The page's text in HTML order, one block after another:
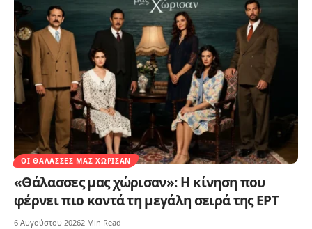
ΟΙ ΘΆΛΑΣΣΕΣ ΜΑΣ ΧΏΡΙΣΑΝ
«Θάλασσες μας χώρισαν»: Η κίνηση που
φέρνει πιο κοντά τη μεγάλη σειρά της ΕΡΤ
6 Αυγούστου 20262 Min Read